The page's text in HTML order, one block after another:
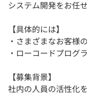
システム開発をお任せ
【具体的には】
・さまざまなお客様
・ローコードプログ
【募集背景】
社内の人員の活性化